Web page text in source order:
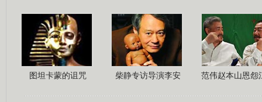
图坦卡蒙的诅咒 柴静专访导演李安 范伟赵本山恩怨